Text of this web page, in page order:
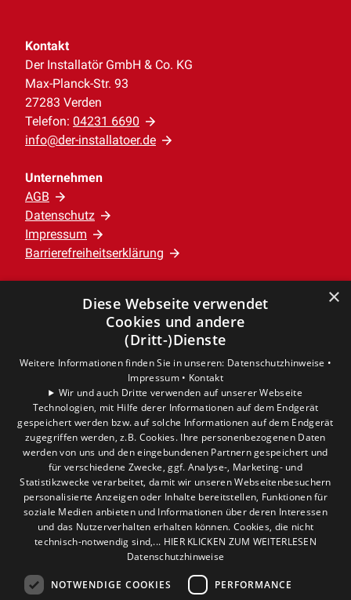
Kontakt
Der Installatör GmbH & Co. KG
Max-Planck-Str. 93
27283 Verden
Telefon: 04231 6690
info@der-installatoer.de
Unternehmen
AGB
Datenschutz
Impressum
Barrierefreiheitserklärung
Leistungen
Standort
Verden
×
Diese Webseite verwendet
Cookies und andere
(Dritt-)Dienste
Weitere Informationen finden Sie in unseren: Datenschutzhinweise •
Impressum • Kontakt
Wir und auch Dritte verwenden auf unserer Webseite
Technologien, mit Hilfe derer Informationen auf dem Endgerät
gespeichert werden bzw. auf solche Informationen auf dem Endgerät
zugegriffen werden, z.B. Cookies. Ihre personenbezogenen Daten
werden von uns und den eingebundenen Partnern gespeichert und
für verschiedene Zwecke, ggf. Analyse-, Marketing- und
Statistikzwecke verarbeitet, damit wir unseren Webseitenbesuchern
personalisierte Anzeigen oder Inhalte bereitstellen, Funktionen für
soziale Medien anbieten und Informationen über deren Interessen
und das Nutzerverhalten erhalten können. Cookies, die nicht
technisch-notwendig sind,... HIER KLICKEN ZUM WEITERLESEN
Datenschutzhinweise
NOTWENDIGE COOKIES PERFORMANCE